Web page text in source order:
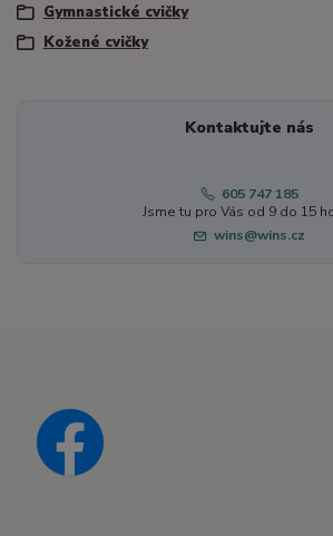
Gymnastické cvičky
Kožené cvičky
Kontaktujte nás
605 747 185
Jsme tu pro Vás od 9 do 15
wins@wins.cz